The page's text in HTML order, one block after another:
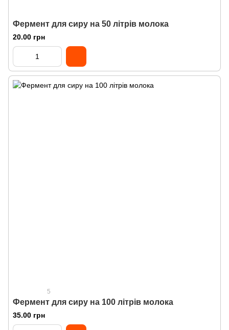
Фермент для сиру на 50 літрів молока
20.00 грн
5
Фермент для сиру на 100 літрів молока
35.00 грн